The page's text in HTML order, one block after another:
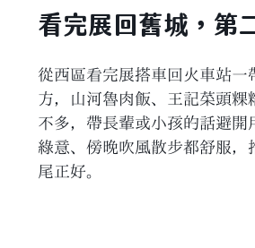
看完展回舊城，第
從西區看完展搭車回火車站
方，山河魯肉飯、王記菜頭
不多，帶長輩或小孩的話避
綠意、傍晚吹風散步都舒服
尾正好。